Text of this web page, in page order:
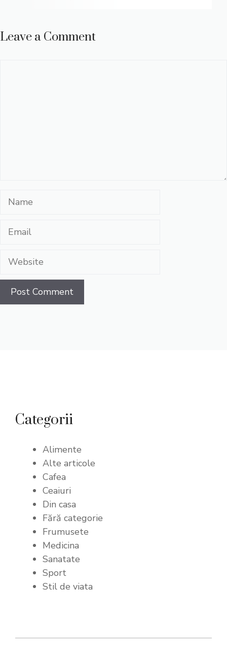
Leave a Comment
Name
Email
Website
Categorii
Alimente
Alte articole
Cafea
Ceaiuri
Din casa
Fără categorie
Frumusete
Medicina
Sanatate
Sport
Stil de viata